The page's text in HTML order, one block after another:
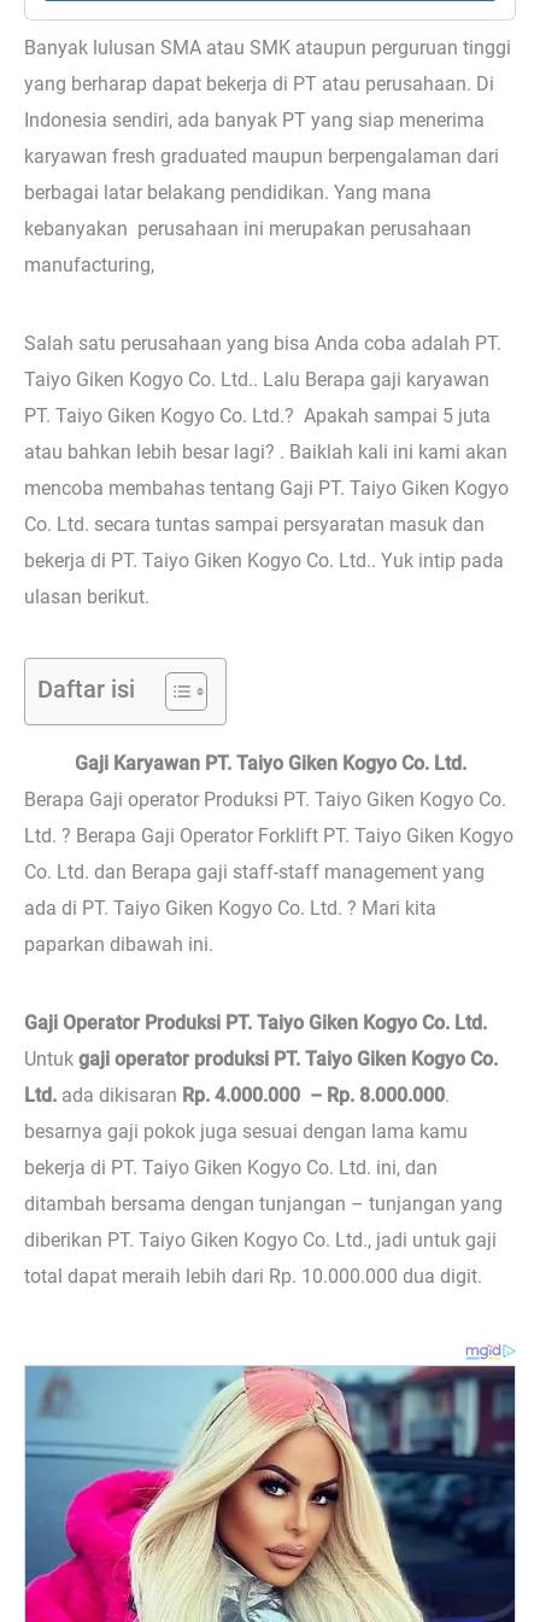
Banyak lulusan SMA atau SMK ataupun perguruan tinggi
yang berharap dapat bekerja di PT atau perusahaan. Di
Indonesia sendiri, ada banyak PT yang siap menerima
karyawan fresh graduated maupun berpengalaman dari
berbagai latar belakang pendidikan. Yang mana
kebanyakan perusahaan ini merupakan perusahaan
manufacturing,
Salah satu perusahaan yang bisa Anda coba adalah PT.
Taiyo Giken Kogyo Co. Ltd.. Lalu Berapa gaji karyawan
PT. Taiyo Giken Kogyo Co. Ltd.? Apakah sampai 5 juta
atau bahkan lebih besar lagi? . Baiklah kali ini kami akan
mencoba membahas tentang Gaji PT. Taiyo Giken Kogyo
Co. Ltd. secara tuntas sampai persyaratan masuk dan
bekerja di PT. Taiyo Giken Kogyo Co. Ltd.. Yuk intip pada
ulasan berikut.
Daftar isi
Gaji Karyawan PT. Taiyo Giken Kogyo Co. Ltd.
Berapa Gaji operator Produksi PT. Taiyo Giken Kogyo Co.
Ltd. ? Berapa Gaji Operator Forklift PT. Taiyo Giken Kogyo
Co. Ltd. dan Berapa gaji staff-staff management yang
ada di PT. Taiyo Giken Kogyo Co. Ltd. ? Mari kita
paparkan dibawah ini.
Gaji Operator Produksi PT. Taiyo Giken Kogyo Co. Ltd.
Untuk gaji operator produksi PT. Taiyo Giken Kogyo Co.
Ltd. ada dikisaran Rp. 4.000.000 – Rp. 8.000.000.
besarnya gaji pokok juga sesuai dengan lama kamu
bekerja di PT. Taiyo Giken Kogyo Co. Ltd. ini, dan
ditambah bersama dengan tunjangan – tunjangan yang
diberikan PT. Taiyo Giken Kogyo Co. Ltd., jadi untuk gaji
total dapat meraih lebih dari Rp. 10.000.000 dua digit.